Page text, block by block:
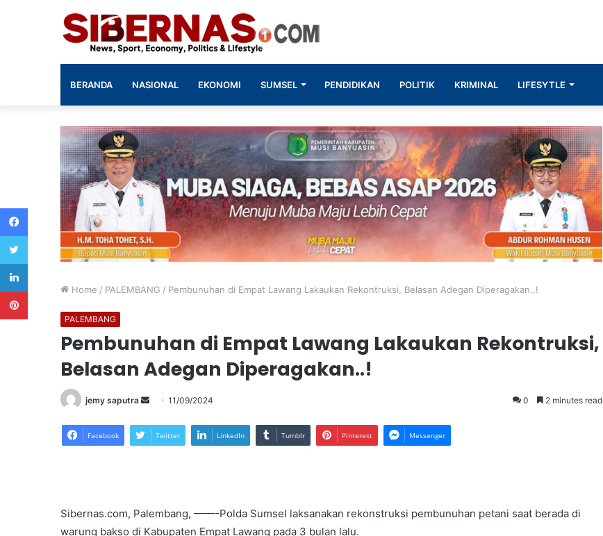
BERANDA NASIONAL EKONOMI SUMSEL PENDIDIKAN POLITIK KRIMINAL LIFESYTLE
Home / PALEMBANG / Pembunuhan di Empat Lawang Lakaukan Rekontruksi, Belasan Adegan Diperagakan..!
PALEMBANG
Pembunuhan di Empat Lawang Lakaukan Rekontruksi,
Belasan Adegan Diperagakan..!
jemy saputra
Send
email
11/09/2024 0 2 minutes read
Facebook Twitter LinkedIn Tumblr Pinterest Messenger
Sibernas.com, Palembang, ——-Polda Sumsel laksanakan rekonstruksi pembunuhan petani saat berada di
warung bakso di Kabupaten Empat Lawang pada 3 bulan lalu.
Facebook
Twitter
LinkedIn
Pinterest